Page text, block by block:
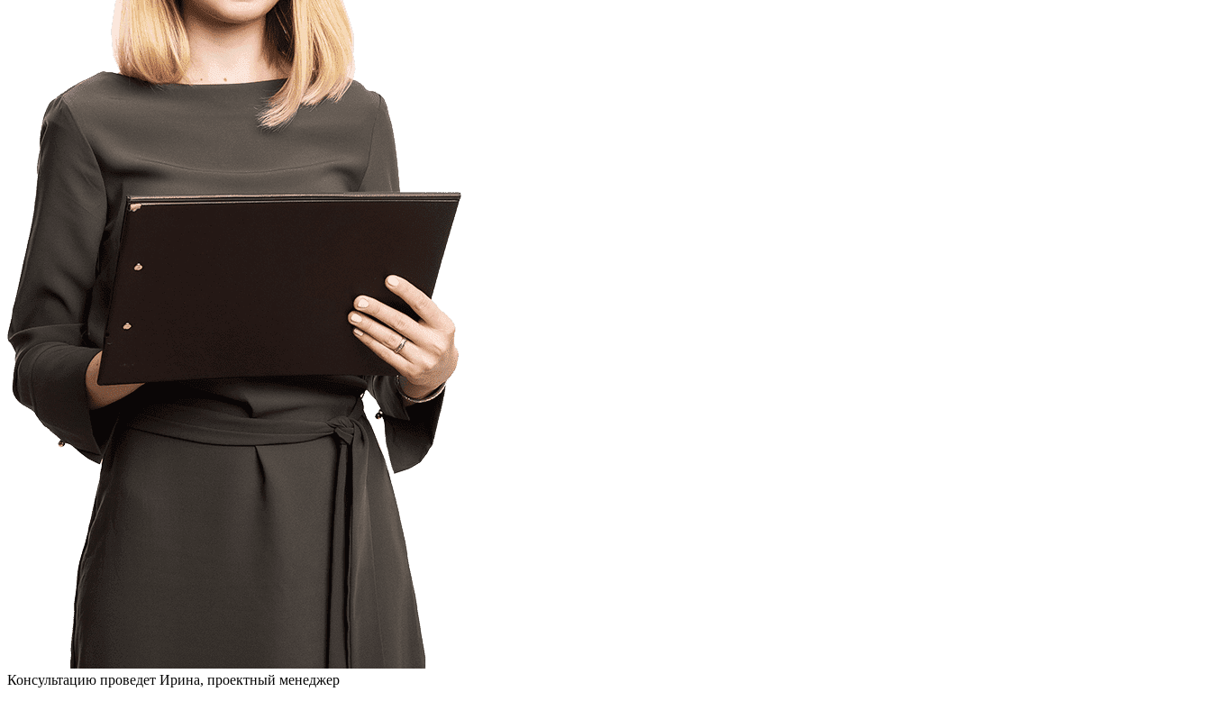
Консультацию проведет Ирина, проектный менеджер